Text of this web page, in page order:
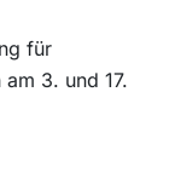
für
3. und 17.